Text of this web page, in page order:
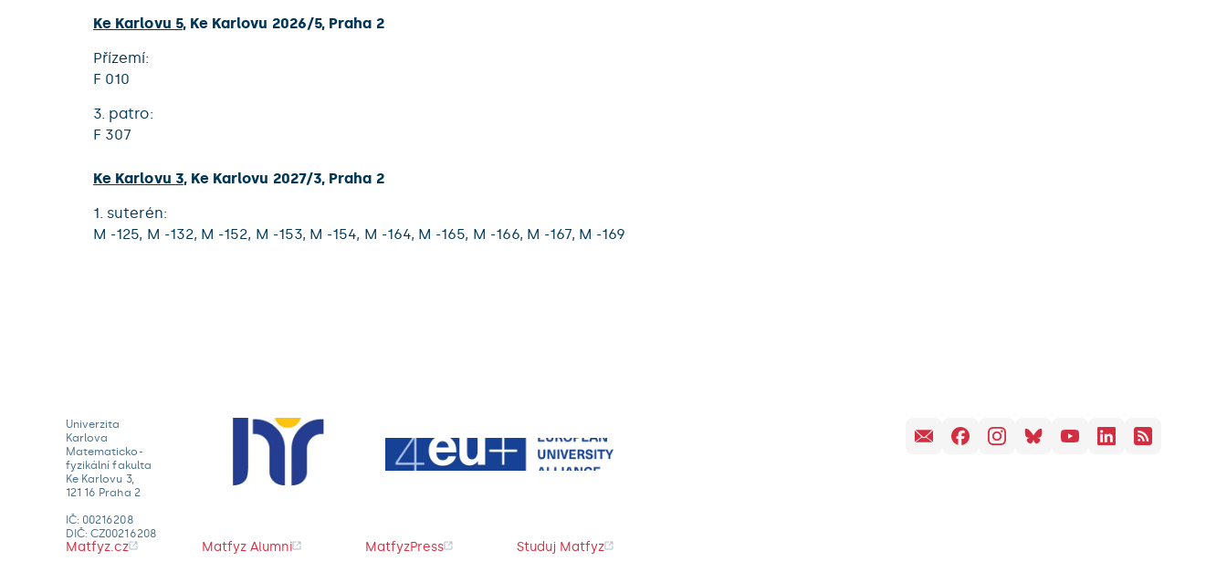
Ke Karlovu 5, Ke Karlovu 2026/5, Praha 2
přízemí:
F 010
3. patro:
F 307
Ke Karlovu 3, Ke Karlovu 2027/3, Praha 2
1. suterén:
M -125, M -132, M -152, M -153, M -154, M -164, M -165, M -166, M -167, M -169
Univerzita
Karlova
Matematicko-
fyzikální fakulta
Ke Karlovu 3,
121 16 Praha 2
IČ: 00216208
DIČ: CZ00216208
Matfyz.cz Matfyz Alumni MatfyzPress Studuj Matfyz